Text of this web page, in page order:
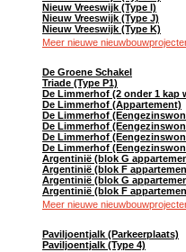
Nieuw Vreeswijk (Type I)
Nieuw Vreeswijk (Type J)
Nieuw Vreeswijk (Type K)
Meer nieuwe
De Groene Schakel
Triade (Type P1)
De Limmerhof (2 onder 1 kap
De Limmerhof (Appartement)
De Limmerhof
De Limmerhof
De Limmerhof
De Limmerhof
Argentinië (blok G
Argentinië (blok F
Argentinië (blok G
Argentinië (blok F
Meer nieuwe
Paviljoentjalk (Parkeerplaats)
Paviljoentjalk (Type 4)